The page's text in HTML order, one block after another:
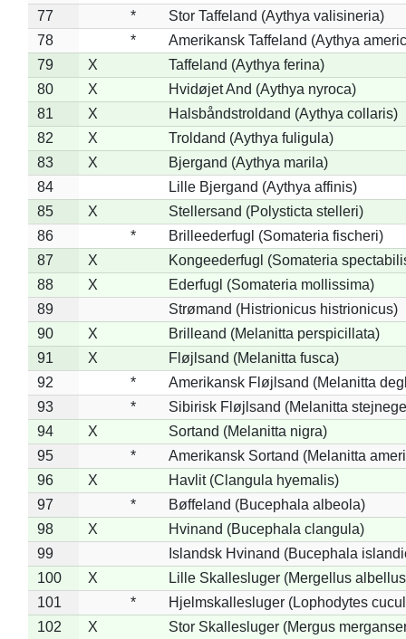
77
*
Stor Taffeland (Aythya valisineria)
78
*
Amerikansk Taffeland (Aythya
79
X
Taffeland (Aythya ferina)
80
X
Hvidøjet And (Aythya nyroca)
81
X
Halsbåndstroldand (Aythya collaris)
82
X
Troldand (Aythya fuligula)
83
X
Bjergand (Aythya marila)
84
Lille Bjergand (Aythya affinis)
85
X
Stellersand (Polysticta stelleri)
86
*
Brilleederfugl (Somateria fischeri)
87
X
Kongeederfugl (Somateria
88
X
Ederfugl (Somateria mollissima)
89
Strømand (Histrionicus histrionicus)
90
X
Brilleand (Melanitta perspicillata)
91
X
Fløjlsand (Melanitta fusca)
92
*
Amerikansk Fløjlsand (Melanitta
93
*
Sibirisk Fløjlsand (Melanitta
94
X
Sortand (Melanitta nigra)
95
*
Amerikansk Sortand (Melanitta
96
X
Havlit (Clangula hyemalis)
97
*
Bøffeland (Bucephala albeola)
98
X
Hvinand (Bucephala clangula)
99
Islandsk Hvinand (Bucephala
100
X
Lille Skallesluger (Mergellus
101
*
Hjelmskallesluger (Lophodytes
102
X Stor Skallesluger (Mergus